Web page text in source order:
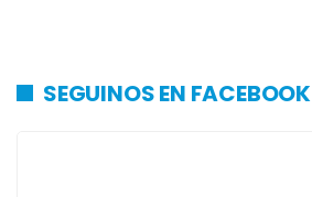
SEGUINOS EN FACEBOOK